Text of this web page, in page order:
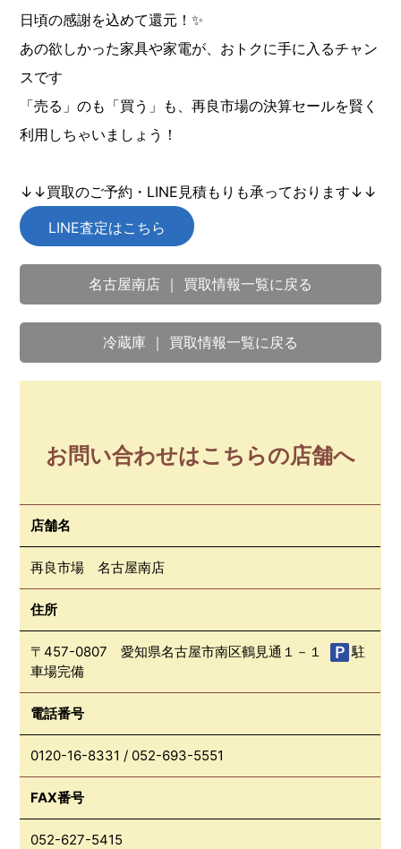
日頃の感謝を込めて還元！✨
あの欲しかった家具や家電が、おトクに手に入るチャン
スです
「売る」のも「買う」も、再良市場の決算セールを賢く
利用しちゃいましょう！
↓↓買取のご予約・LINE見積もりも承っております↓↓
LINE査定はこちら
名古屋南店 ｜ 買取情報一覧に戻る
冷蔵庫 ｜ 買取情報一覧に戻る
お問い合わせはこちらの店舗へ
店舗名
再良市場 名古屋南店
住所
〒457-0807 愛知県名古屋市南区鶴見通１－１
駐
車場完備
電話番号
0120-16-8331 / 052-693-5551
FAX番号
052-627-5415